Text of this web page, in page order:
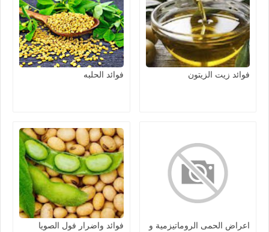
فوائد زيت الزيتون فوائد الحلبه
اعراض الحمى الروماتيزمية و
فوائد واضرار فول الصويا